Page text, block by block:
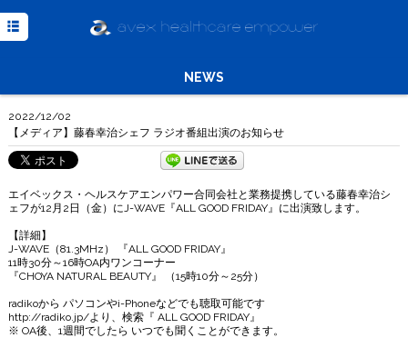
NEWS
2022/12/02
【メディア】藤春幸治シェフ ラジオ番組出演のお知らせ
エイベックス・ヘルスケアエンパワー合同会社と業務提携している藤春幸治シ
ェフが12月2日（金）にJ-WAVE『ALL GOOD FRIDAY』に出演致します。
【詳細】
J-WAVE（81.3MHz） 『ALL GOOD FRIDAY』
11時30分～16時OA内ワンコーナー
『CHOYA NATURAL BEAUTY』 （15時10分～25分）
radikoから パソコンやi-Phoneなどでも聴取可能です
http://radiko.jp/より、検索『 ALL GOOD FRIDAY』
※ OA後、1週間でしたら いつでも聞くことができます。
MEDIA
COMPANY
INQUIRY
Powered
by
Translate